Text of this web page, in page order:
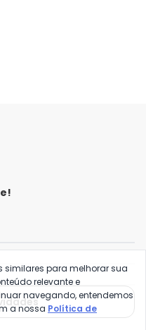
- Blusa (Preto) em
similares para melhorar sua
relevante e
navegando, entendemos
a nossa Política de